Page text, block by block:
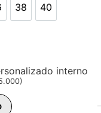
38
38
40
40
interno
)